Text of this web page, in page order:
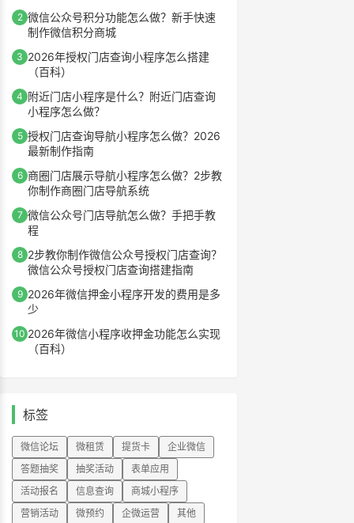
2 微信公众号积分功能怎么做？新手快速
制作微信积分商城
3 2026年授权门店查询小程序怎么搭建
（百科）
4 附近门店小程序是什么？附近门店查询
小程序怎么做？
5 授权门店查询导航小程序怎么做？2026
最新制作指南
6 商圈门店展示导航小程序怎么做？2步教
你制作商圈门店导航系统
7 微信公众号门店导航怎么做？手把手教
程
8 2步教你制作微信公众号授权门店查询？
微信公众号授权门店查询搭建指南
9 2026年微信押金小程序开发的费用是多
少
10 2026年微信小程序收押金功能怎么实现
（百科）
标签
微信论坛 微租赁 提货卡
企业微信
答题抽奖
抽奖活动
表单应用
活动报名
信息查询
商城小程序
营销活动
微预约 企微运营 其他